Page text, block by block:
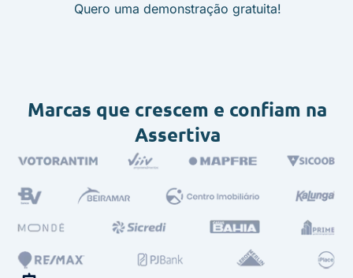
Quero uma demonstração gratuita!
Marcas que crescem e confiam na
Assertiva